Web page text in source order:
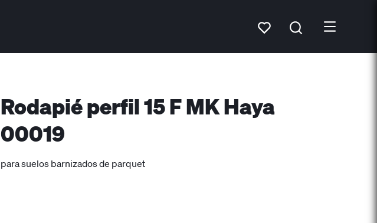
Rodapié perfil 15 F MK Haya
00019
para suelos barnizados de parquet